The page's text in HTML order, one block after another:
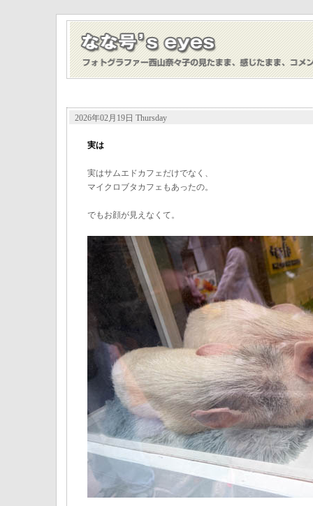
2026年02月19日 Thursday
実は
実はサムエドカフェだけでなく、
マイクロブタカフェもあったの。
でもお顔が見えなくて。